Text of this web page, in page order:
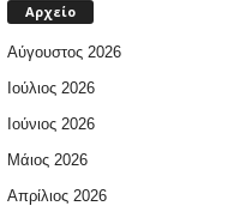
Αρχείο
Αύγουστος 2026
Ιούλιος 2026
Ιούνιος 2026
Μάιος 2026
Απρίλιος 2026